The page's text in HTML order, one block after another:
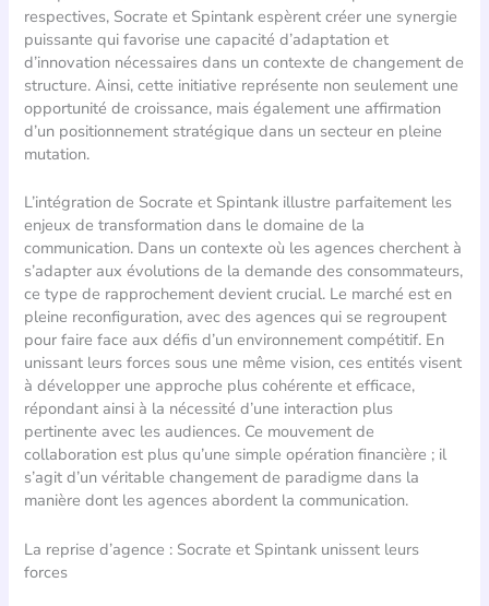
respectives, Socrate et Spintank espèrent créer une synergie
puissante qui favorise une capacité d’adaptation et
d’innovation nécessaires dans un contexte de changement de
structure. Ainsi, cette initiative représente non seulement une
opportunité de croissance, mais également une affirmation
d’un positionnement stratégique dans un secteur en pleine
mutation.
L’intégration de Socrate et Spintank illustre parfaitement les
enjeux de transformation dans le domaine de la
communication. Dans un contexte où les agences cherchent à
s’adapter aux évolutions de la demande des consommateurs,
ce type de rapprochement devient crucial. Le marché est en
pleine reconfiguration, avec des agences qui se regroupent
pour faire face aux défis d’un environnement compétitif. En
unissant leurs forces sous une même vision, ces entités visent
à développer une approche plus cohérente et efficace,
répondant ainsi à la nécessité d’une interaction plus
pertinente avec les audiences. Ce mouvement de
collaboration est plus qu’une simple opération financière ; il
s’agit d’un véritable changement de paradigme dans la
manière dont les agences abordent la communication.
La reprise d’agence : Socrate et Spintank unissent leurs
forces